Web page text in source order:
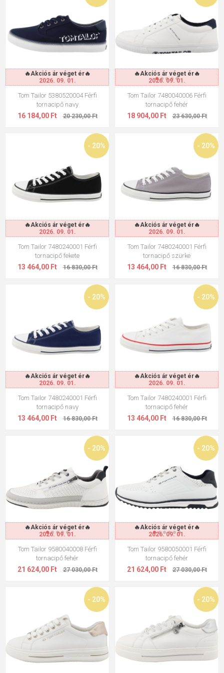
🔥Akciós ár véget ér🔥
2026. 09. 01.
Tom Tailor 5380520004 Férfi
tornacipő navy
16 184,00 Ft 20 230,00 Ft
🔥Akciós ár véget ér🔥
2026. 09. 01.
Tom Tailor 7480040006 Férfi
tornacipő fehér
18 904,00 Ft 23 630,00 Ft
🔥Akciós ár véget ér🔥
2026. 09. 01.
- 20%
Tom Tailor 7480240001 Férfi
tornacipő fekete
13 464,00 Ft 16 830,00 Ft
🔥Akciós ár véget ér🔥
2026. 09. 01.
- 20%
Tom Tailor 7480240001 Férfi
tornacipő szürke
13 464,00 Ft 16 830,00 Ft
🔥Akciós ár véget ér🔥
2026. 09. 01.
- 20%
Tom Tailor 7480240001 Férfi
tornacipő navy
13 464,00 Ft 16 830,00 Ft
🔥Akciós ár véget ér🔥
2026. 09. 01.
- 20%
Tom Tailor 7480240001 Férfi
tornacipő fehér
13 464,00 Ft 16 830,00 Ft
🔥Akciós ár véget ér🔥
2026. 09. 01.
- 20%
Tom Tailor 9580040008 Férfi
tornacipő fehér
21 624,00 Ft 27 030,00 Ft
🔥Akciós ár véget ér🔥
2026. 09. 01.
- 20%
Tom Tailor 9580050001 Férfi
tornacipő fehér
21 624,00 Ft 27 030,00 Ft
- 20% - 20%